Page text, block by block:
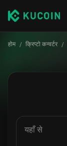
होम / क्रिप्टो कन्वर्टर /
यहाँ से